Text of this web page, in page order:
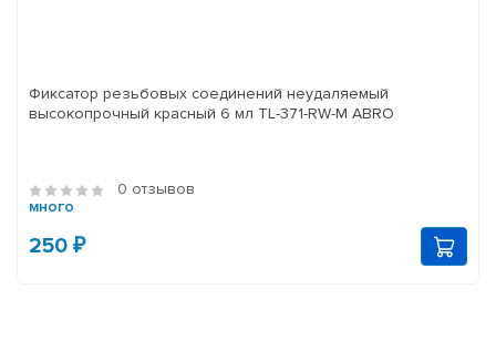
Фиксатор резьбовых соединений неудаляемый
высокопрочный красный 6 мл TL-371-RW-M ABRO
0 отзывов
много
250 ₽